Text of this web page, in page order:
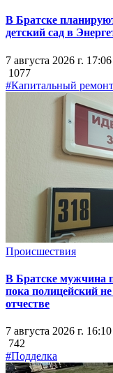
В Братске
детский сад в
7 августа 2026 г. 17:06
1077
#Капитальный ремонт
Происшествия
В Братске мужчина
пока полицейский
отчестве
7 августа 2026 г. 16:10
742
#Подделка